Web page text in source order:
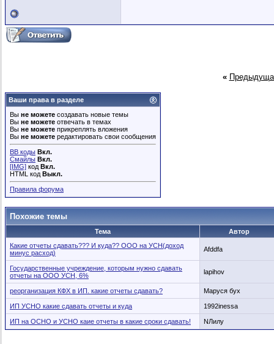
«
Ваши права в разделе
Вы не можете создавать новые темы
Вы не можете отвечать в темах
Вы не можете прикреплять вложения
Вы не можете редактировать свои сообщения
BB коды Вкл.
Смайлы Вкл.
[IMG] код Вкл.
HTML код Выкл.
Правила форума
Похожие темы
Тема
Автор
Какие отчеты сдавать??? И куда?? ООО на УСН(доход
минус расход)
Afddfa
Государственные учреждение, которым нужно сдавать
отчеты на ООО УСН, 6%
lapihov
реорганизация КФХ в ИП. какие отчеты сдавать? Маруся бух
ИП УСНО какие сдавать отчеты и куда 1992inessa
ИП на ОСНО и УСНО каие отчеты в какие сроки сдавать! NЛилу